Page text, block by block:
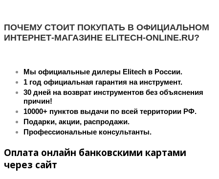
ПОЧЕМУ СТОИТ ПОКУПАТЬ В ОФИЦИАЛЬНОМ
ИНТЕРНЕТ-МАГАЗИНЕ ELITECH-ONLINE.RU?
Мы официальные дилеры Elitech в России.
1 год официальная гарантия на инструмент.
30 дней на возврат инструментов без объяснения
причин!
10000+ пунктов выдачи по всей территории РФ.
Подарки, акции, распродажи.
Профессиональные консультанты.
Оплата онлайн банковскими картами
через сайт